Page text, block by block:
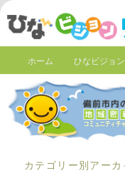
ホーム ひなビジョ
カテゴリー別アーカ